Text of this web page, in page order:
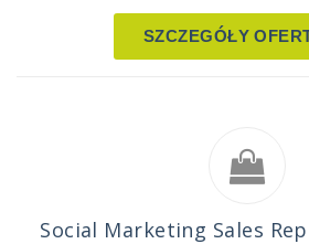
SZCZEGÓŁY
Social Marketing Sales